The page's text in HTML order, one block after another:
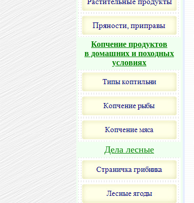
Копчение продуктов
в домашних и походных
условиях
Дела лесные